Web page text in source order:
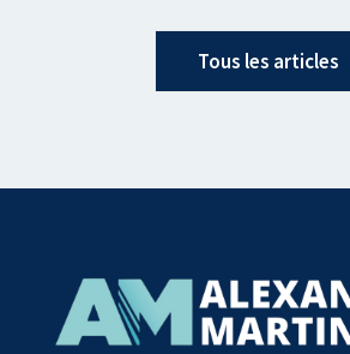
Tous les articles